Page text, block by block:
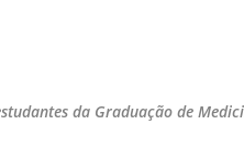
da Graduação de